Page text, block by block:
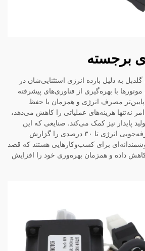
برجسته
به دلیل بازده انرژی استثنایی‌شان در
با بهره‌گیری از فناوری‌های پیشرفته
مصرف انرژی و همزمان با حفظ
امر نه‌تنها هزینه‌های عملیاتی را کاهش می‌دهد،
پایدار نیز کمک می‌کند. صنایعی که این
موتورها را پذیرفته‌اند، صرفه‌جویی انرژی تا ۳۰ درصدی را گزارش
هوشمندانه‌ای برای کسب‌وکارهایی هستند که قصد
داده و همزمان بهره‌وری خود را افزایش